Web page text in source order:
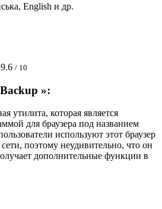
English и др.
9.6 / 10
»:
утилита, которая является
для браузера под названием
используют этот браузер
поэтому неудивительно, что он
дополнительные функции в